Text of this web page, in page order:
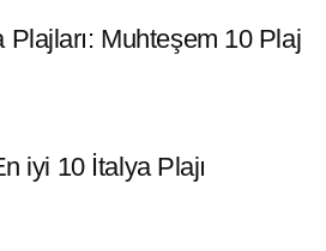
Muhteşem 10 Plaj
iyi 10 İtalya Plajı